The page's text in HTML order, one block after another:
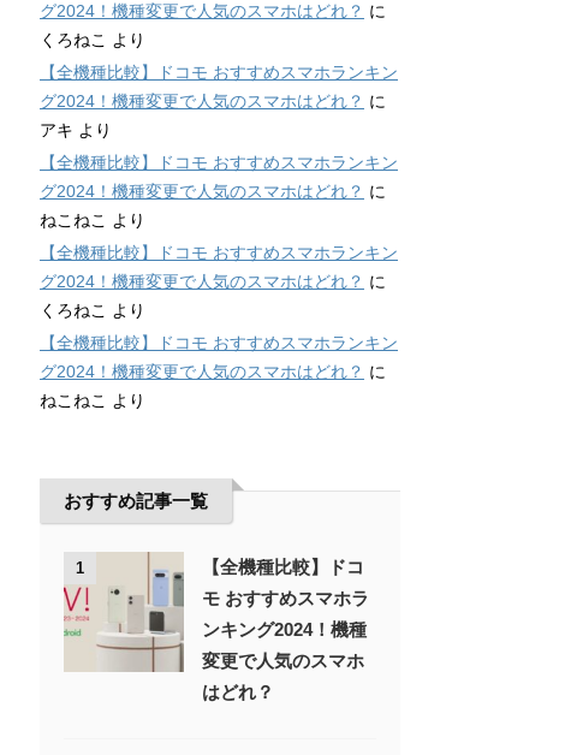
グ2024！機種変更で人気のスマホはどれ？ に
くろねこ
より
【全機種比較】ドコモ おすすめスマホランキン
グ2024！機種変更で人気のスマホはどれ？ に
アキ より
【全機種比較】ドコモ おすすめスマホランキン
グ2024！機種変更で人気のスマホはどれ？ に
ねこねこ
より
【全機種比較】ドコモ おすすめスマホランキン
グ2024！機種変更で人気のスマホはどれ？ に
くろねこ
より
【全機種比較】ドコモ おすすめスマホランキン
グ2024！機種変更で人気のスマホはどれ？ に
ねこねこ
より
おすすめ記事一覧
1
【全機種比較】ドコ
モ おすすめスマホラ
ンキング2024！機種
変更で人気のスマホ
はどれ？